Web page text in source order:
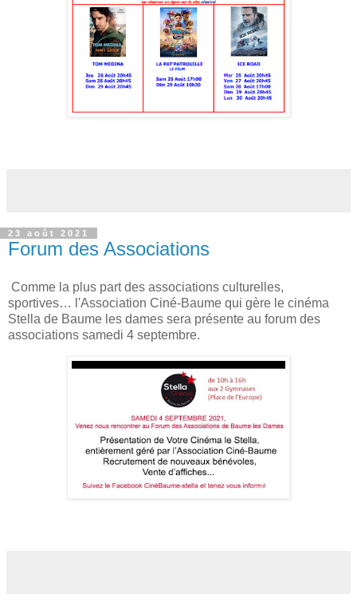
23 août 2021
Forum des Associations
Comme la plus part des associations culturelles,
sportives… l'Association Ciné-Baume qui gère le cinéma
Stella de Baume les dames sera présente au forum des
associations samedi 4 septembre.